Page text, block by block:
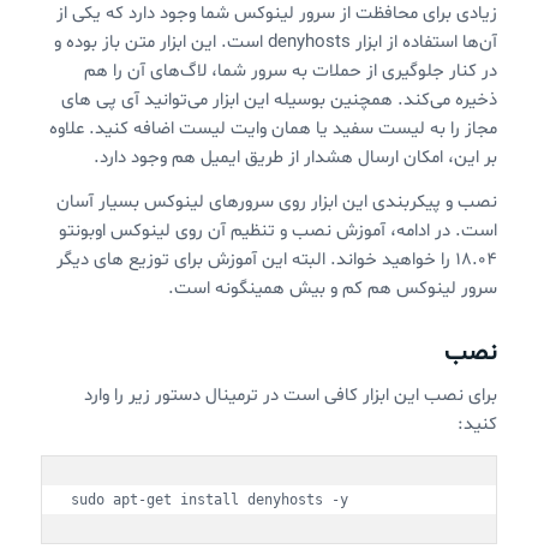
زیادی برای محافظت از سرور لینوکس شما وجود دارد که یکی از
آن‌ها استفاده از ابزار denyhosts است. این ابزار متن باز بوده و
در کنار جلوگیری از حملات به سرور شما، لاگ‌های آن را هم
ذخیره می‌کند. همچنین بوسیله این ابزار می‌توانید آی پی های
مجاز را به لیست سفید یا همان وایت لیست اضافه کنید. علاوه
بر این، امکان ارسال هشدار از طریق ایمیل هم وجود دارد.
نصب و پیکربندی این ابزار روی سرورهای لینوکس بسیار آسان
است. در ادامه، آموزش نصب و تنظیم آن روی لینوکس اوبونتو
۱۸.۰۴ را خواهید خواند. البته این آموزش برای توزیع های دیگر
سرور لینوکس هم کم و بیش همینگونه است.
نصب
برای نصب این ابزار کافی است در ترمینال دستور زیر را وارد
کنید:
sudo apt-get install denyhosts -y